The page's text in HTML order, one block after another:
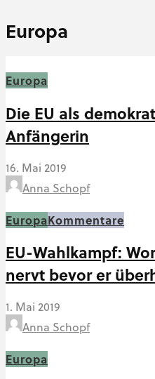
Europa
Europa
Die EU als
Anfängerin
16. Mai 2019
Anna Schopf
EuropaKommentare
EU-Wahlkampf:
nervt bevor er
1. Mai 2019
Anna Schopf
Europa